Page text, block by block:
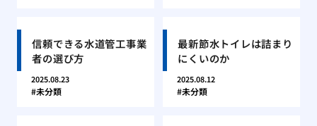
信頼できる水道管工事業
者の選び方
2025.08.23
未分類
最新節水トイレは詰まり
にくいのか
2025.08.12
未分類